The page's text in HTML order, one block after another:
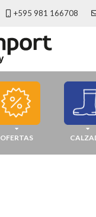
+595 981 166708
OFERTAS